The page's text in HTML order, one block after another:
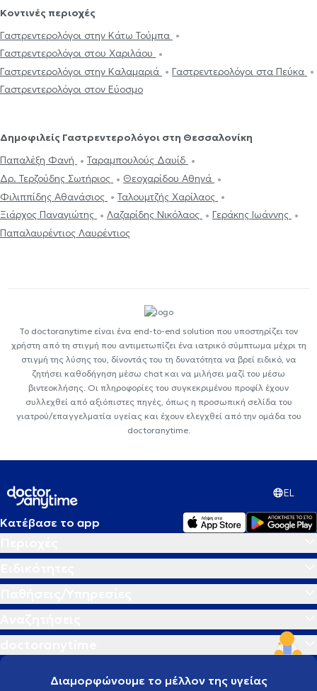
Κοντινές περιοχές
Γαστρεντερολόγοι στην Κάτω Τούμπα
Γαστρεντερολόγοι στου Χαριλάου
Γαστρεντερολόγοι στην Καλαμαριά
Γαστρεντερολόγοι στα Πεύκα
Γαστρεντερολόγοι στον Εύοσμο
Δημοφιλείς Γαστρεντερολόγοι στη Θεσσαλονίκη
Παπαλέξη Φανή
Ταραμπουλούς Δαυίδ
Δρ. Τερζούδης Σωτήριος
Θεοχαρίδου Αθηνά
Φιλιππίδης Αθανάσιος
Ταλουμτζής Χαρίλαος
Ξιάρχος Παναγιώτης
Λαζαρίδης Νικόλαος
Γεράκης Ιωάννης
Παπαλαυρέντιος Λαυρέντιος
Το doctoranytime είναι ένα end-to-end solution που υποστηρίζει τον
χρήστη από τη στιγμή που αντιμετωπίζει ένα ιατρικό σύμπτωμα μέχρι τη
στιγμή της λύσης του, δίνοντάς του τη δυνατότητα να βρεί ειδικό, να
ζητήσει καθοδήγηση μέσω chat και να μιλήσει μαζί του μέσω
βιντεοκλήσης. Οι πληροφορίες του συγκεκριμένου προφίλ έχουν
συλλεχθεί από αξιόπιστες πηγές, όπως η προσωπική σελίδα του
γιατρού/επαγγελματία υγείας και έχουν ελεγχθεί από την ομάδα του
doctoranytime.
EL
Κατέβασε το app
Διαμορφώνουμε το μέλλον της υγείας